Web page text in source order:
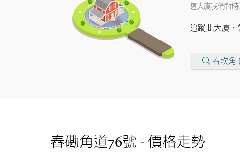
這大廈我們暫
追蹤此大廈
舂坎角
舂磡角道76號 - 價格走勢